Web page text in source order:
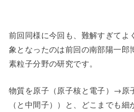
前回同様に今回も、難解すぎてよ
象となったのは前回の南部陽一郎
素粒子分野の研究です。
物質を原子（原子核と電子）→原
（と中間子））と、どこまでも